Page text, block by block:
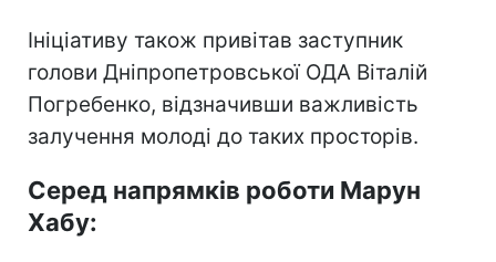
Ініціативу також привітав заступник
голови Дніпропетровської ОДА Віталій
Погребенко, відзначивши важливість
залучення молоді до таких просторів.
Серед напрямків роботи Марун
Хабу: